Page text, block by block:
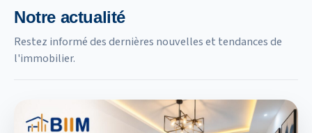
Notre actualité
Restez informé des dernières nouvelles et tendances de
l'immobilier.